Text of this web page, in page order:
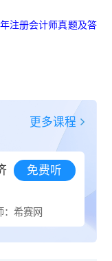
注册会计师真题及答
更多课程
免费听
：希赛网